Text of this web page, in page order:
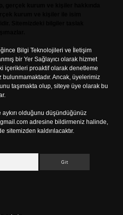
Bilgi Teknolojileri ve İletişim
bir Yer Sağlayıcı olarak hizmet
içerikleri proaktif olarak denetleme
Ancak, üyelerimiz
taşımakta olup, siteye üye olarak bu
olduğunu düşündüğünüz
adresine bildirmeniz halinde,
kaldırılacaktır.